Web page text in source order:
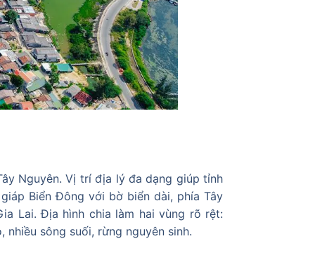
Nguyên. Vị trí địa lý đa dạng giúp tỉnh
Biển Đông với bờ biển dài, phía Tây
Lai. Địa hình chia làm hai vùng rõ rệt:
sông suối, rừng nguyên sinh.